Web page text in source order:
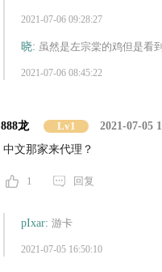
2021-07-06 09:28:27
晓: 虽然是左宗棠的鸡但是看
2021-07-06 08:45:22
888龙 Lv1
2021-07-05
中文那家来代理？
1 回复
pIxar: 游卡
2021-07-05 16:50:10